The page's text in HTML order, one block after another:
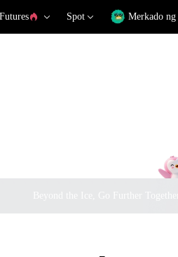
Futures Spot Merkado
Beyond the Ice, Go Further